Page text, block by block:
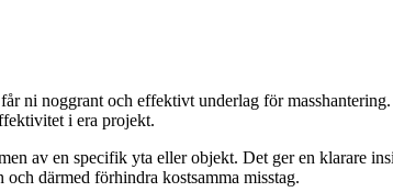
ni noggrant och effektivt underlag för
i era projekt.
av en specifik yta eller objekt. Det ger en klarare
därmed förhindra kostsamma misstag.